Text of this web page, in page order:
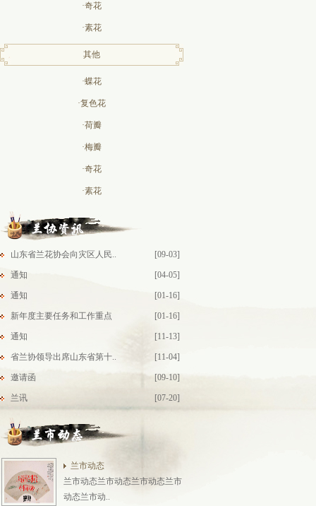
·奇花
·素花
其他
·蝶花
·复色花
·荷瓣
·梅瓣
·奇花
·素花
[09-03]
山东省兰花协会向灾区人民..
[04-05]
通知
[01-16]
通知
[01-16]
新年度主要任务和工作重点
[11-13]
通知
[11-04]
省兰协领导出席山东省第十..
[09-10]
邀请函
[07-20]
兰讯
兰市动态
兰市动态兰市动态兰市动态兰市
动态兰市动..